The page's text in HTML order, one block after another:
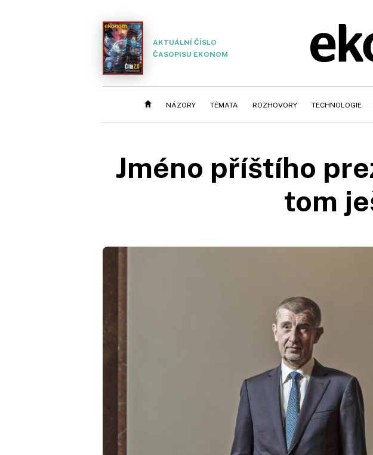
AKTUÁLNÍ ČÍSLO
ČASOPISU EKONOM
NÁZORY TÉMATA ROZHOVORY TECHNOLOGIE
Jméno příštího
tom